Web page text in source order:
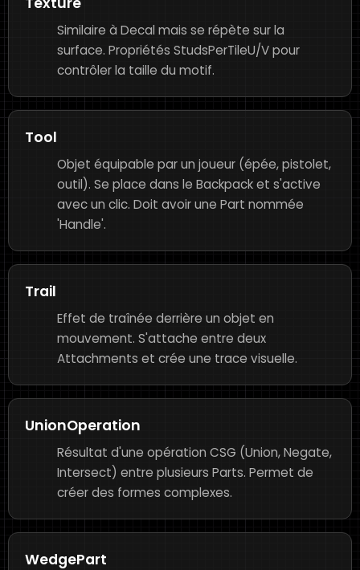
Similaire à Decal mais se répète sur la
surface. Propriétés StudsPerTileU/V pour
contrôler la taille du motif.
Tool
Objet équipable par un joueur (épée, pistolet,
outil). Se place dans le Backpack et s'active
avec un clic. Doit avoir une Part nommée
'Handle'.
Trail
Effet de traînée derrière un objet en
mouvement. S'attache entre deux
Attachments et crée une trace visuelle.
UnionOperation
Résultat d'une opération CSG (Union, Negate,
Intersect) entre plusieurs Parts. Permet de
créer des formes complexes.
WedgePart